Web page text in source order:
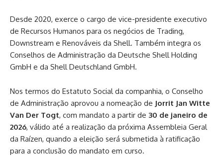
Desde 2020, exerce o cargo de vice-presidente executivo
de Recursos Humanos para os negócios de Trading,
Downstream e Renováveis da Shell. Também integra os
Conselhos de Administração da Deutsche Shell Holding
GmbH e da Shell Deutschland GmbH.
Nos termos do Estatuto Social da companhia, o Conselho
de Administração aprovou a nomeação de Jorrit Jan Witte
Van Der Togt, com mandato a partir de 30 de janeiro de
2026, válido até a realização da próxima Assembleia Geral
da Raízen, quando a eleição será submetida à ratificação
para a conclusão do mandato em curso.